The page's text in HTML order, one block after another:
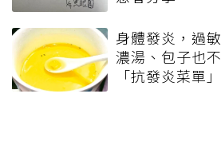
身體發炎，過
濃湯、包子也
「抗發炎菜單